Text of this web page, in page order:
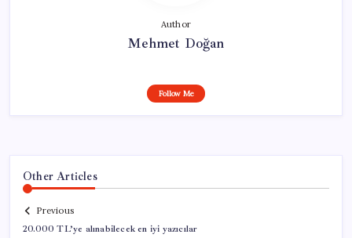
Author
Mehmet Doğan
Follow Me
Other Articles
Previous
20.000 TL’ye alınabilecek en iyi yazıcılar